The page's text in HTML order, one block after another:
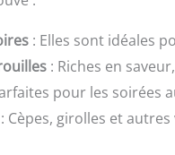
: Elles sont idéales
: Riches en
pour les soirées
: Cèpes, girolles et